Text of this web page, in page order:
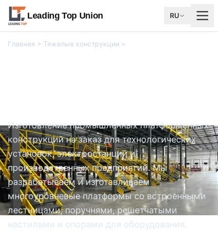
Leading Top Union RU
Главная > Тяжелые конструкции >
Изготовление промышленных платформенных
конструкций на заказ для технологических
установок, электростанций и
производственных предприятий. Мы
разрабатываем и изготавливаем
многоуровневые платформы со встроенными
лестницами, поручнями, решетчатыми
настилами и опорами для оборудования.